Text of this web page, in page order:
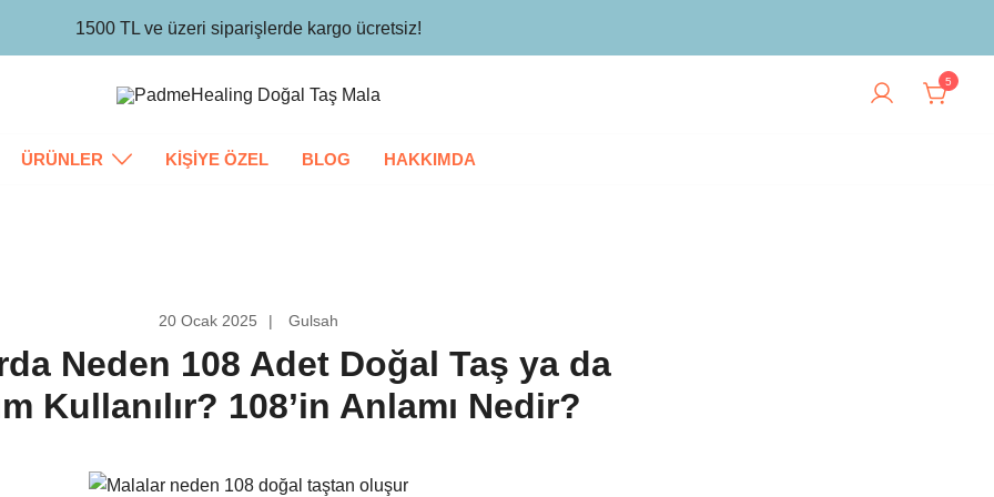
1500 TL ve üzeri siparişlerde kargo ücretsiz!
5
ÜRÜNLER KİŞİYE ÖZEL BLOG HAKKIMDA
20 Ocak 2025 Gulsah
Neden 108 Adet Doğal Taş ya da
Kullanılır? 108’in Anlamı Nedir?